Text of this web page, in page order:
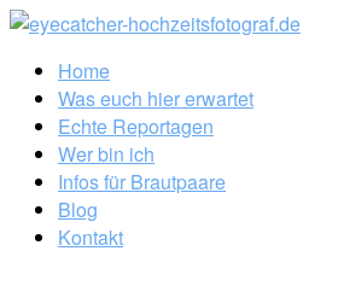
Home
Was euch hier erwartet
Echte Reportagen
Wer bin ich
Infos für Brautpaare
Blog
Kontakt